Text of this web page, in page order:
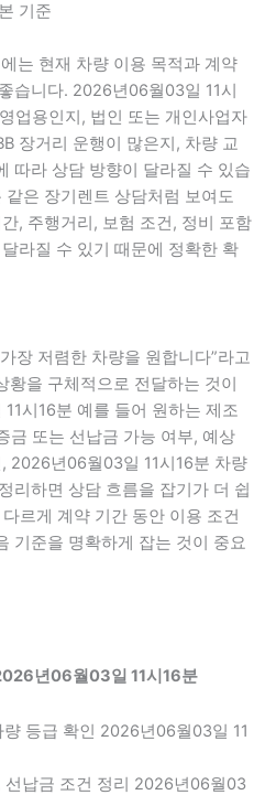
기준
는 현재 차량 이용 목적과 계약
습니다. 2026년06월03일 11시
업용인지, 법인 또는 개인사업자
장거리 운행이 많은지, 차량 교
따라 상담 방향이 달라질 수 있습
은 장기렌트 상담처럼 보여도
, 주행거리, 보험 조건, 정비 포함
라질 수 있기 때문에 정확한 확
장 저렴한 차량을 원합니다”라고
황을 구체적으로 전달하는 것이
시16분 예를 들어 원하는 제조
금 또는 선납금 가능 여부, 예상
2026년06월03일 11시16분 차량
리하면 상담 흐름을 잡기가 더 쉽
르게 계약 기간 동안 이용 조건
기준을 명확하게 잡는 것이 중요
년06월03일 11시16분
등급 확인 2026년06월03일 11
선납금 조건 정리 2026년06월03